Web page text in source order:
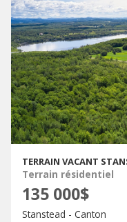
TERRAIN VACANT
Terrain résidentiel
135 000$
Stanstead - Canton